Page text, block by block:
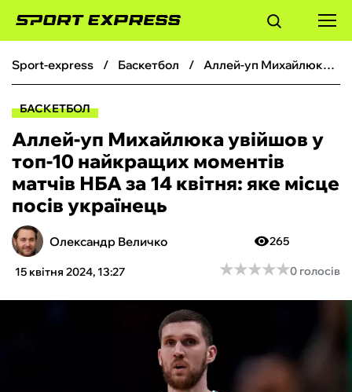
ФУТБОЛ
БОКС
ХОКЕЙ
ТЕНІС
КІБЕРСПОРТ
sport-express баскетбол Аллей-уп Михайлюка увійшов у топ-10 найкращих моментів матчів НБА за 14 квітня: яке місце посів українець
БАСКЕТБОЛ
Аллей-уп Михайлюка увійшов у
топ-10 найкращих моментів
матчів НБА за 14 квітня: яке місце
посів українець
Олександр Величко
15 квітня 2024, 13:27
265
★★★★★
★★★★★0 голосів